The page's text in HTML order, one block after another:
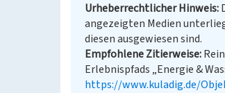
Urheberrechtlicher Hinweis
angezeigten Medien
diesen ausgewiesen sind.
Empfohlene Zitierweise
Erlebnispfads „Energie &
https://www.kuladig.de/